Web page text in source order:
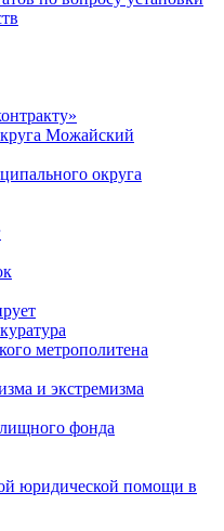
Можайский
округа
метрополитена
и экстремизма
фонда
юридической помощи в